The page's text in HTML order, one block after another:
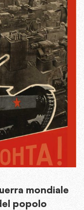
mondiale
popolo